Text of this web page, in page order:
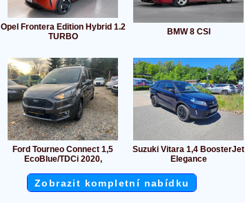
Opel Frontera Edition Hybrid 1.2
TURBO
BMW 8 CSI
Ford Tourneo Connect 1,5
EcoBlue/TDCi 2020,
Suzuki Vitara 1,4 BoosterJet
Elegance
Zobrazit kompletní nabídku